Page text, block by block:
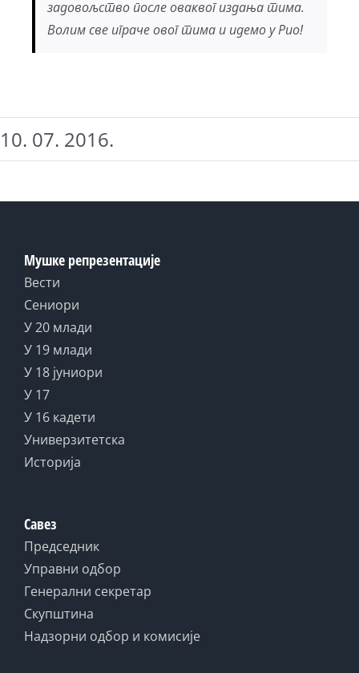
задовољство после оваквог издања тима.
Волим све играче овог тима и идемо у Рио!
10. 07. 2016.
Мушке репрезентације
Вести
Сениори
У 20 млади
У 19 млади
У 18 јуниори
У 17
У 16 кадети
Универзитетска
Историја
Савез
Председник
Управни одбор
Генерални секретар
Скупштина
Надзорни одбор и комисије